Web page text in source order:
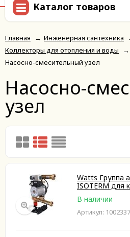
Каталог товаров
Главная → Инженерная сантехника
Коллекторы для отопления и воды
→
Насосно-смесительный узел
Насосно-
узел
Watts Группа
ISOTERM для
В наличии
Артикул: